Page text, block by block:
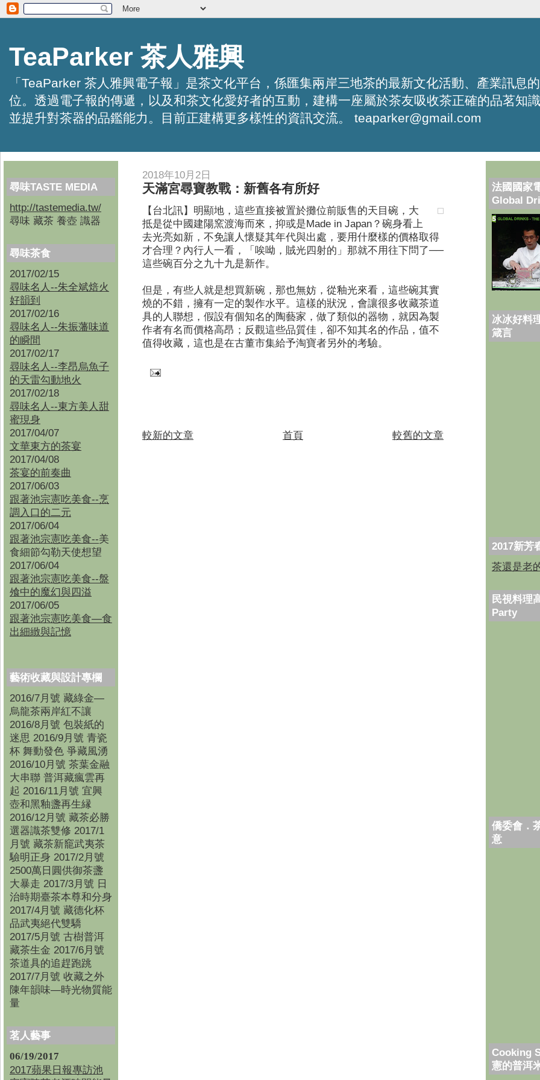
TeaParker 茶人雅興
「TeaParker 茶人雅興電子報」是茶文化平台，係匯集兩岸三地茶的最新文化活動、產業訊息
位。透過電子報的傳遞，以及和茶文化愛好者的互動，建構一座屬於茶友吸收茶正確的品茗知
並提升對茶器的品鑑能力。目前正建構更多樣性的資訊交流。 teaparker@gmail.com
尋味TASTE MEDIA
http://tastemedia.tw/
尋味 藏茶 養壺 識器
尋味茶食
2017/02/15
尋味名人--朱全斌焙火
好韻到
2017/02/16
尋味名人--朱振藩味道
的瞬間
2017/02/17
尋味名人--李昂烏魚子
的天雷勾動地火
2017/02/18
尋味名人--東方美人甜
蜜現身
2017/04/07
文華東方的茶宴
2017/04/08
茶宴的前奏曲
2017/06/03
跟著池宗憲吃美食--烹
調入口的二元
2017/06/04
跟著池宗憲吃美食--美
食細節勾勒天使想望
2017/06/04
跟著池宗憲吃美食--盤
飧中的魔幻與四溢
2017/06/05
跟著池宗憲吃美食—食
出細緻與記憶
藝術收藏與設計專欄
2016/7月號 藏綠金—
烏龍茶兩岸紅不讓
2016/8月號 包裝紙的
迷思 2016/9月號 青瓷
杯 舞動發色 爭藏風湧
2016/10月號 茶葉金融
大串聯 普洱藏瘋雲再
起 2016/11月號 宜興
壺和黑釉盞再生縁
2016/12月號 藏茶必勝
選器識茶雙修 2017/1
月號 藏茶新竉武夷茶
驗明正身 2017/2月號
2500萬日圓供御茶盞
大暴走 2017/3月號 日
治時期臺茶本尊和分身
2017/4月號 藏德化杯
品武夷絕代雙驕
2017/5月號 古樹普洱
藏茶生金 2017/6月號
茶道具的追趕跑跳
2017/7月號 收藏之外
陳年韻味—時光物質能
量
茗人藝事
06/19/2017
2017蘋果日報專訪池
2018年10月2日
天滿宮尋寶教戰：新舊各有所好
【台北訊】明顯地，這些直接被置於攤位前販售的天目碗，大
抵是從中國建陽窯渡海而來，抑或是Made in Japan？碗身看上
去光亮如新，不免讓人懷疑其年代與出處，要用什麼樣的價格取得
才合理？內行人一看，「唉呦，賊光四射的」那就不用往下問了──
這些碗百分之九十九是新作。
但是，有些人就是想買新碗，那也無妨，從釉光來看，這些碗其實
燒的不錯，擁有一定的製作水平。這樣的狀況，會讓很多收藏茶道
具的人聯想，假設有個知名的陶藝家，做了類似的器物，就因為製
作者有名而價格高昂；反觀這些品質佳，卻不知其名的作品，值不
值得收藏，這也是在古董市集給予淘寶者另外的考驗。
較新的文章 較舊的文章
首頁
法國國家
Global
冰冰好料
箴言
2017新芳
茶還是老
民視料理
Party
僑委會．
意
Cooking
憲的普洱